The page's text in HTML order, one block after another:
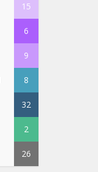
15
6
9
8
32
2
26